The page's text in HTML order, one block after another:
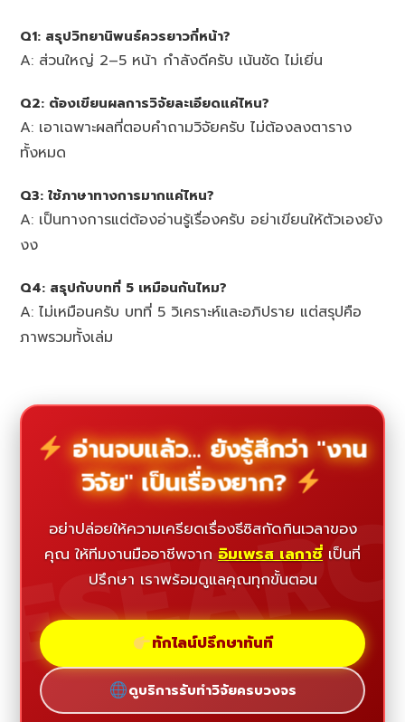
Q1: สรุปวิทยานิพนธ์ควรยาวกี่หน้า?
A: ส่วนใหญ่ 2–5 หน้า กำลังดีครับ เน้นชัด ไม่เยิ่น
Q2: ต้องเขียนผลการวิจัยละเอียดแค่ไหน?
A: เอาเฉพาะผลที่ตอบคำถามวิจัยครับ ไม่ต้องลงตาราง
ทั้งหมด
Q3: ใช้ภาษาทางการมากแค่ไหน?
A: เป็นทางการแต่ต้องอ่านรู้เรื่องครับ อย่าเขียนให้ตัวเองยัง
งง
Q4: สรุปกับบทที่ 5 เหมือนกันไหม?
A: ไม่เหมือนครับ บทที่ 5 วิเคราะห์และอภิปราย แต่สรุปคือ
ภาพรวมทั้งเล่ม
อ่านจบแล้ว... ยังรู้สึกว่า "งาน
วิจัย" เป็นเรื่องยาก?
อย่าปล่อยให้ความเครียดเรื่องธีซิสกัดกินเวลาของ
คุณ ให้ทีมงานมืออาชีพจาก อิมเพรส เลกาซี่ เป็นที่
ปรึกษา เราพร้อมดูแลคุณทุกขั้นตอน
ทักไลน์ปรึกษาทันที
ดูบริการรับทำวิจัยครบวงจร